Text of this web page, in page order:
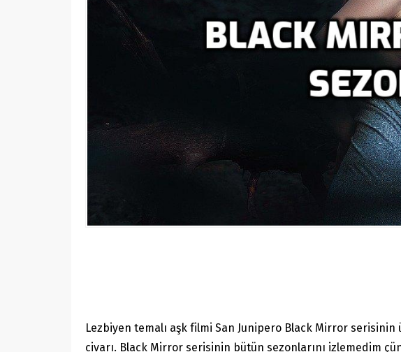
Lezbiyen temalı aşk filmi San Junipero Black Mirror
civarı. Black Mirror serisinin bütün sezonlarını izlemedim